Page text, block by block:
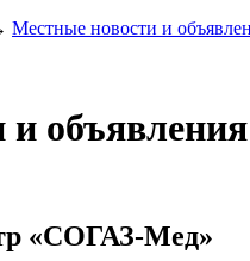
Местные новости и
объявления
«СОГАЗ-Мед»